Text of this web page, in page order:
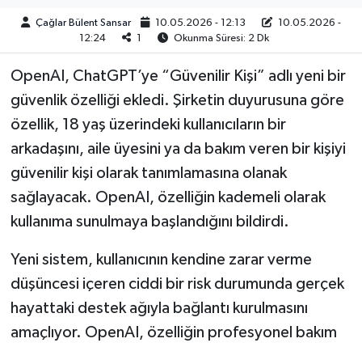
Çağlar Bülent Sansar 10.05.2026 - 12:13
10.05.2026 -
12:24
1 Okunma Süresi: 2 Dk
OpenAI, ChatGPT’ye “Güvenilir Kişi” adlı yeni bir
güvenlik özelliği ekledi. Şirketin duyurusuna göre
özellik, 18 yaş üzerindeki kullanıcıların bir
arkadaşını, aile üyesini ya da bakım veren bir kişiyi
güvenilir kişi olarak tanımlamasına olanak
sağlayacak. OpenAI, özelliğin kademeli olarak
kullanıma sunulmaya başlandığını bildirdi.
Yeni sistem, kullanıcının kendine zarar verme
düşüncesi içeren ciddi bir risk durumunda gerçek
hayattaki destek ağıyla bağlantı kurulmasını
amaçlıyor. OpenAI, özelliğin profesyonel bakım